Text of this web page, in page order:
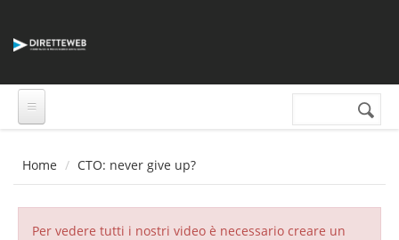
Form di
Cerca nel sito
Home CTO: never give up?
Per vedere tutti i nostri video è necessario creare un